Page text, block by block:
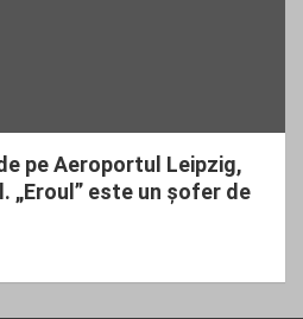
pe Aeroportul Leipzig,
„Eroul” este un șofer de